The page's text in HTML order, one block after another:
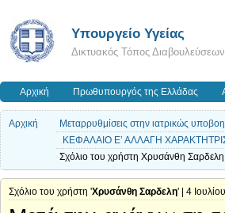
Υπουργείο Υγείας
Δικτυακός Τόπος Διαβουλεύσεων
Αρχική Πρωθυπουργός της Ελλάδας
Αρχική
Μεταρρυθμίσεις στην ιατρικώς
ΚΕΦΑΛΑΙΟ Ε’ ΑΛΛΑΓΗ
Σχόλιο του χρήστη Χρυσάνθη
Σχόλιο του χρήστη 'Χρυσάνθη Σαρδελη' | 4